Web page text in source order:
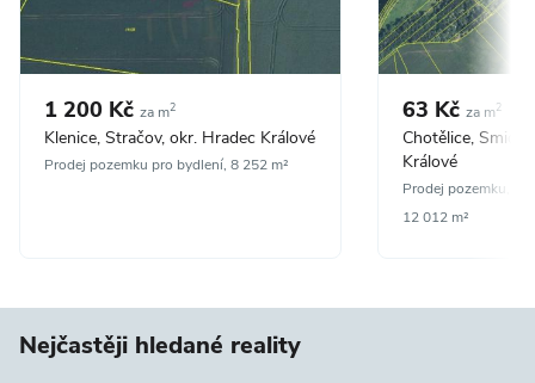
1 200 Kč za m2
Klenice, Stračov, okr. Hradec Králové
Prodej pozemku pro bydlení, 8 252 m²
63 Kč za m2
Chotělice,
Králové
Prodej pozemku,
12 012 m²
Nejčastěji hledané reality